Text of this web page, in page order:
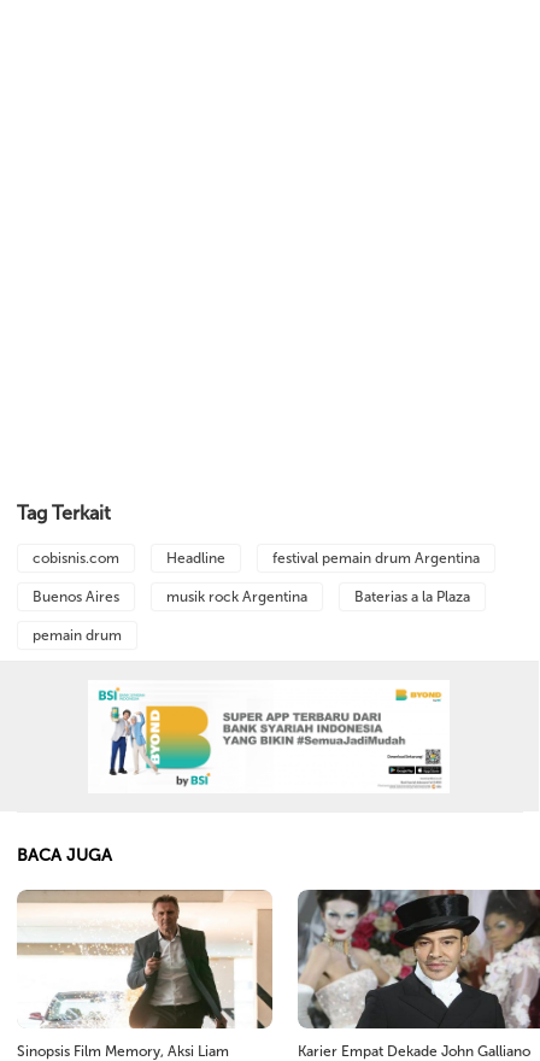
Tag Terkait
cobisnis.com Headline festival pemain drum Argentina
Buenos Aires musik rock Argentina Baterias a la Plaza
pemain drum
BACA JUGA
Sinopsis Film Memory, Aksi Liam Karier Empat Dekade John Galliano